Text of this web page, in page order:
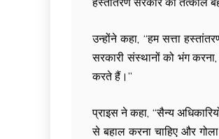
उन्होंने कहा, ‘‘हम सत्ता
सरकारी संस्थानों को भंग
करते हैं।’’
प्राइस ने कहा, ‘‘सैन्य
से बहाल करना चाहिए और